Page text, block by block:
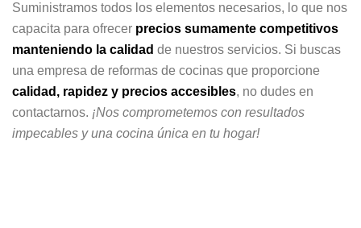
Suministramos todos los elementos necesarios, lo que nos
capacita para ofrecer precios sumamente competitivos
manteniendo la calidad de nuestros servicios. Si buscas
una empresa de reformas de cocinas que proporcione
calidad, rapidez y precios accesibles, no dudes en
contactarnos. ¡Nos comprometemos con resultados
impecables y una cocina única en tu hogar!